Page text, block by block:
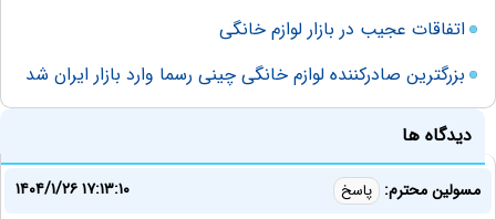
اتفاقات عجیب در بازار لوازم خانگی
بزرگترین صادرکننده لوازم خانگی چینی رسما وارد بازار ایران شد
دیدگاه ها
مسولین محترم: پاسخ
۱۴۰۴/۱/۲۶ ۱۷:۱۳:۱۰